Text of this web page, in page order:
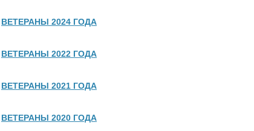
ВЕТЕРАНЫ 2024 ГОДА
ВЕТЕРАНЫ 2022 ГОДА
ВЕТЕРАНЫ 2021 ГОДА
ВЕТЕРАНЫ 2020 ГОДА